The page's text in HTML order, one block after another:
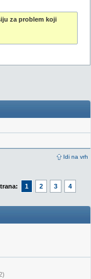
za problem koji
Idi na vrh
1 2 3 4